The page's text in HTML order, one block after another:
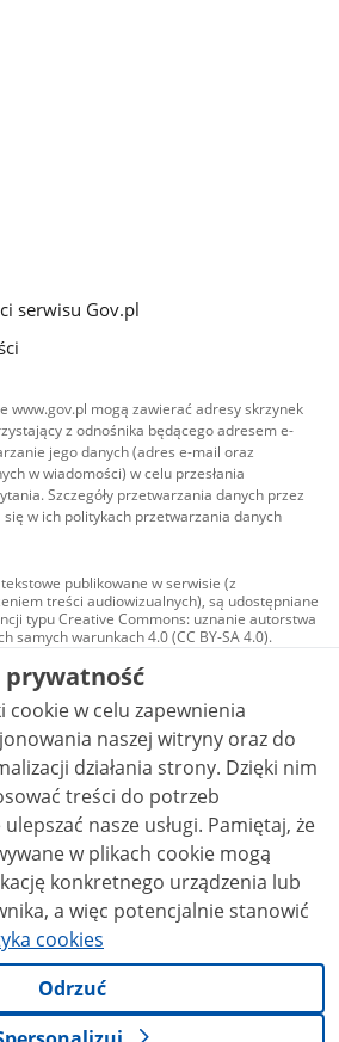
serwisu Gov.pl
www.gov.pl mogą zawierać adresy skrzynek
z odnośnika będącego adresem e-
jego danych (adres e-mail oraz
w wiadomości) w celu przesłania
Szczegóły przetwarzania danych przez
w ich politykach przetwarzania danych
publikowane w serwisie (z
treści audiowizualnych), są udostępniane
typu Creative Commons: uznanie autorstwa
samych warunkach 4.0 (CC BY-SA 4.0).
audiowizualne, w tym zdjęcia, materiały
są udostępniane na licencji typu
Commons: uznanie autorstwa użycie
- bez utworów zależnych 4.0 (CC BY-
4.0), o ile nie jest to stwierdzone inaczej.
prywatność
cookie w celu zapewnienia
naszej witryny oraz do
działania strony. Dzięki nim
treści do potrzeb
nasze usługi. Pamiętaj, że
w plikach cookie mogą
konkretnego urządzenia lub
a więc potencjalnie stanowić
cookies
Odrzuć